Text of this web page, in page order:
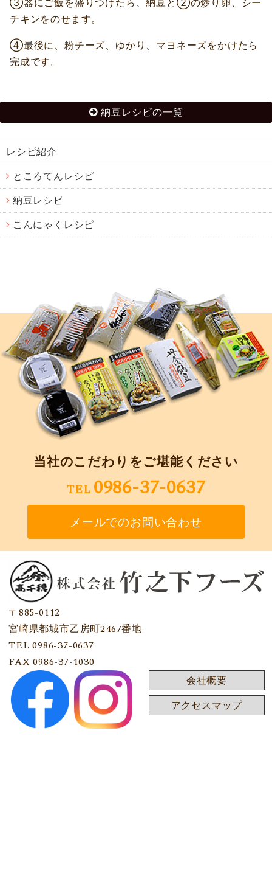
③器にご飯を盛りつけたら、納豆と②の炒り卵、シー
チキンをのせます。
④最後に、粉チーズ、ゆかり、マヨネーズをかけたら
完成です。
納豆レシピの一覧
レシピ紹介
ところてんレシピ
納豆レシピ
こんにゃくレシピ
当社のこだわりをご堪能ください
TEL 0986-37-0637
メールでのお問い合わせ
〒885-0112
宮崎県都城市乙房町2467番地
TEL 0986-37-0637
FAX 0986-37-1030
会社概要
アクセスマップ